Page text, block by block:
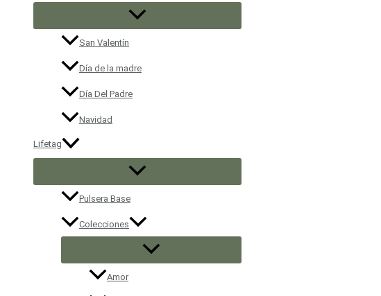
San Valentín
Día de la madre
Día Del Padre
Navidad
Lifetag
Pulsera Base
Colecciones
Amor